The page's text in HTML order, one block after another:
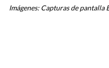
Imágenes: Capturas de pantalla